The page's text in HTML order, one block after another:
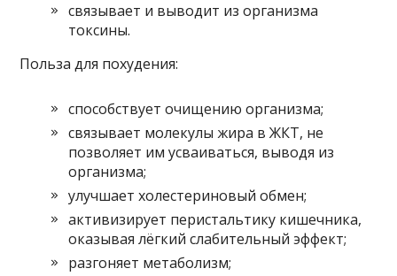
связывает и выводит из организма
токсины.
Польза для похудения:
способствует очищению организма;
связывает молекулы жира в ЖКТ, не
позволяет им усваиваться, выводя из
организма;
улучшает холестериновый обмен;
активизирует перистальтику кишечника,
оказывая лёгкий слабительный эффект;
разгоняет метаболизм;